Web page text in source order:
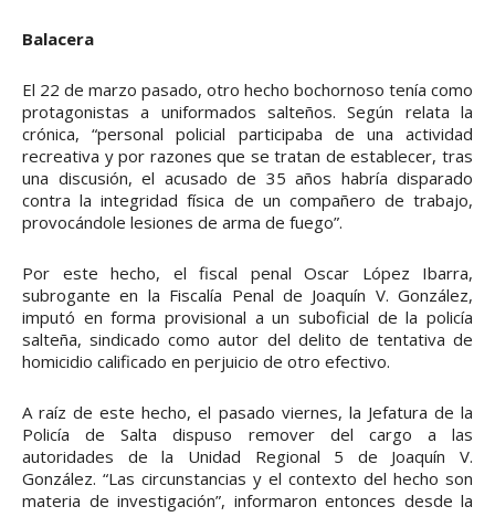
Balacera
El 22 de marzo pasado, otro hecho bochornoso tenía como
protagonistas a uniformados salteños. Según relata la
crónica, “personal policial participaba de una actividad
recreativa y por razones que se tratan de establecer, tras
una discusión, el acusado de 35 años habría disparado
contra la integridad física de un compañero de trabajo,
provocándole lesiones de arma de fuego”.
Por este hecho, el fiscal penal Oscar López Ibarra,
subrogante en la Fiscalía Penal de Joaquín V. González,
imputó en forma provisional a un suboficial de la policía
salteña, sindicado como autor del delito de tentativa de
homicidio calificado en perjuicio de otro efectivo.
A raíz de este hecho, el pasado viernes, la Jefatura de la
Policía de Salta dispuso remover del cargo a las
autoridades de la Unidad Regional 5 de Joaquín V.
González. “Las circunstancias y el contexto del hecho son
materia de investigación”, informaron entonces desde la